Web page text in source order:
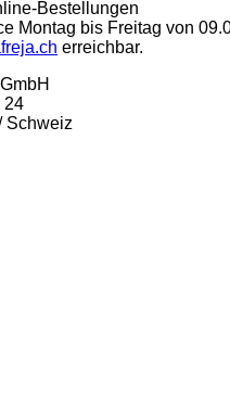
Bestellungen
Montag bis Freitag von
erreichbar.
24
Schweiz